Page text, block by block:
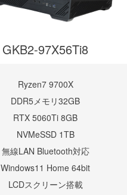
GKB2-97X56Ti8
Ryzen7 9700X
DDR5メモリ32GB
RTX 5060Ti 8GB
NVMeSSD 1TB
無線LAN Bluetooth対応
Windows11 Home 64bit
LCDスクリーン搭載